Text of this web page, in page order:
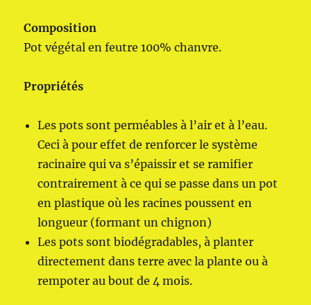
Composition
Pot végétal en feutre 100% chanvre.
Propriétés
Les pots sont perméables à l’air et à l’eau.
Ceci à pour effet de renforcer le système
racinaire qui va s’épaissir et se ramifier
contrairement à ce qui se passe dans un pot
en plastique où les racines poussent en
longueur (formant un chignon)
Les pots sont biodégradables, à planter
directement dans terre avec la plante ou à
rempoter au bout de 4 mois.